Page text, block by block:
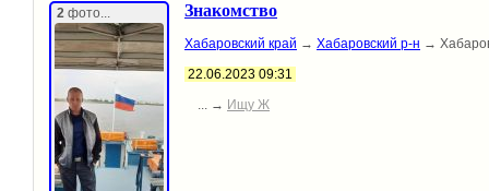
2 фото... Знакомство
Хабаровский край → Хабаровский р-н →
22.06.2023 09:31
... → Ищу Ж